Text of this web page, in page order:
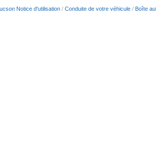
Notice d'utilisation / Conduite de votre véhicule / Boîte